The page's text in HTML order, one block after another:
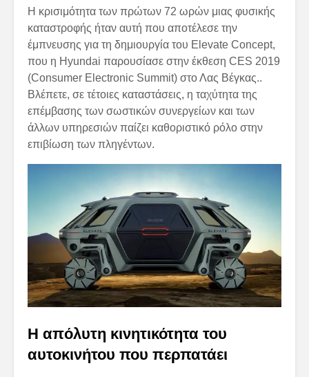
Η κρισιμότητα των πρώτων 72 ωρών μιας φυσικής
καταστροφής ήταν αυτή που αποτέλεσε την
έμπνευσης για τη δημιουργία του Elevate Concept,
που η Hyundai παρουσίασε στην έκθεση CES 2019
(Consumer Electronic Summit) στο Λας Βέγκας..
Βλέπετε, σε τέτοιες καταστάσεις, η ταχύτητα της
επέμβασης των σωστικών συνεργείων και των
άλλων υπηρεσιών παίζει καθοριστικό ρόλο στην
επιβίωση των πληγέντων.
Η απόλυτη κινητικότητα του
αυτοκινήτου που περπατάει